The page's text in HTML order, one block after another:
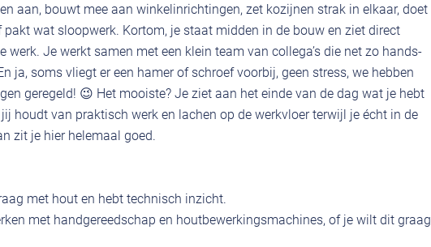
aan, bouwt mee aan winkelinrichtingen, zet kozijnen strak in elkaar, doet
pakt wat sloopwerk. Kortom, je staat midden in de bouw en ziet direct
werk. Je werkt samen met een klein team van collega’s die net zo hands-
ja, soms vliegt er een hamer of schroef voorbij, geen stress, we hebben
geregeld! 😉 Het mooiste? Je ziet aan het einde van de dag wat je hebt
jij houdt van praktisch werk en lachen op de werkvloer terwijl je écht in de
zit je hier helemaal goed.
met hout en hebt technisch inzicht.
met handgereedschap en houtbewerkingsmachines, of je wilt dit graag